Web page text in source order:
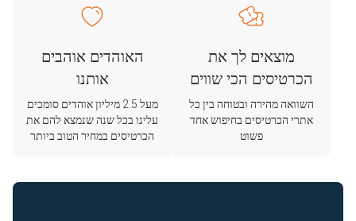
מוצאים לך את
הכרטיסים הכי שווים
השוואה מהירה ובטוחה בין כל
אתרי הכרטיסים בחיפוש אחד
פשוט
האוהדים אוהבים
אותנו
מעל 2.5 מיליון אוהדים סומכים
עלינו בכל שנה שנמצא להם את
הכרטיסים במחיר הטוב ביותר